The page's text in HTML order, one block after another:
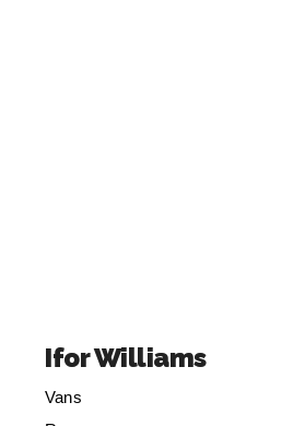
Ifor Williams
Vans